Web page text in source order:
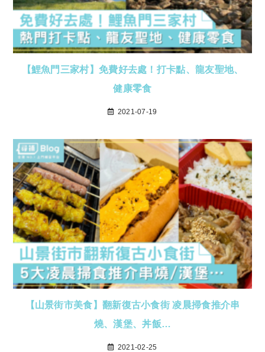
【鯉魚門三家村】免費好去處！打卡點、龍友聖地、
健康零食
2021-07-19
【山景街市美食】翻新復古小食街 凌晨掃食推介串
燒、漢堡、丼飯…
2021-02-25